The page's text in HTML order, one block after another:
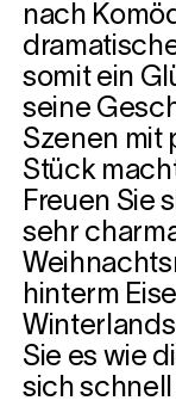
nach
somit ein
seine
Szenen mit
Stück
Freuen Sie
sehr
hinterm
Sie es wie
sich schnell